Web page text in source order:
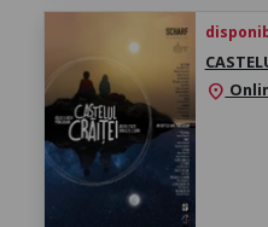
location_on